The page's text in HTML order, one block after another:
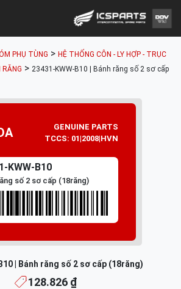
Cửa Hàng
Nhóm Phụ Tùng
Tài khoản
PHỤ TÙNG > HỆ THỐNG CÔN - LY HỢP - TRỤC
RĂNG > 23431-KWW-B10 | Bánh răng số 2 sơ cấp
GENUINE PARTS
TCCS: 01|2008|HVN
KWW-B10
số 2 sơ cấp (18răng)
| Bánh răng số 2 sơ cấp (18răng)
128.826 ₫